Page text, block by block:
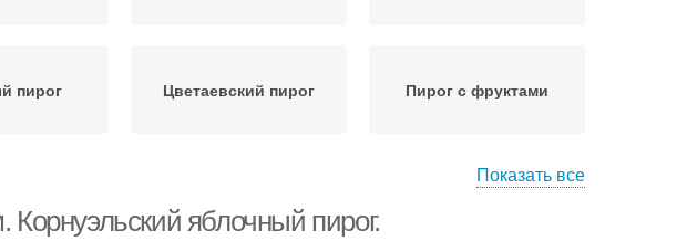
пирог Цветаевский пирог Пирог с фруктами
Пирог из дрожжевого
Показать все
Корнуэльский яблочный пирог.